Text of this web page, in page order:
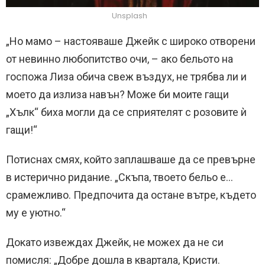
Unsplash
„Но мамо – настояваше Джейк с широко отворени
от невинно любопитство очи, – ако бельото на
госпожа Лиза обича свеж въздух, не трябва ли и
моето да излиза навън? Може би моите гащи
„Хълк“ биха могли да се сприятелят с розовите ѝ
гащи!“
Потиснах смях, който заплашваше да се превърне
в истерично ридание. „Скъпа, твоето бельо е…
срамежливо. Предпочита да остане вътре, където
му е уютно.“
Докато извеждах Джейк, не можех да не си
помисля: „Добре дошла в квартала, Кристи.